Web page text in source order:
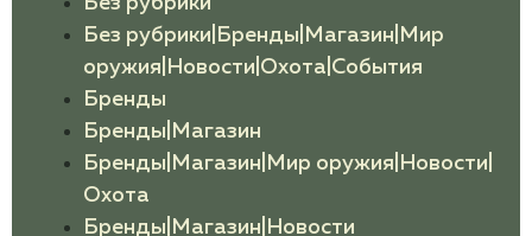
Без рубрики|Бренды|Магазин|Мир
оружия|Новости|Охота|События
Бренды
Бренды|Магазин
Бренды|Магазин|Мир оружия|Новости|
Охота
Бренды|Магазин|Новости